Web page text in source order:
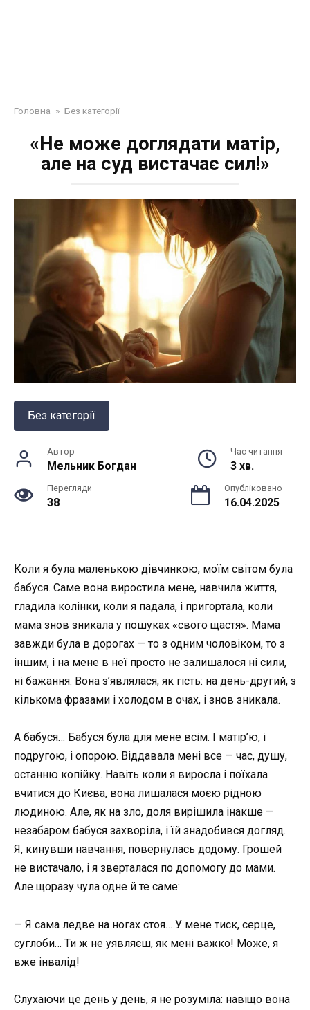
Головна » Без категорії
«Не може доглядати матір,
але на суд вистачає сил!»
Без категорії
Автор
Мельник Богдан
Час читання
3 хв.
Перегляди
38
Опубліковано
16.04.2025
Коли я була маленькою дівчинкою, моїм світом була
бабуся. Саме вона виростила мене, навчила життя,
гладила колінки, коли я падала, і пригортала, коли
мама знов зникала у пошуках «свого щастя». Мама
завжди була в дорогах — то з одним чоловіком, то з
іншим, і на мене в неї просто не залишалося ні сили,
ні бажання. Вона з’являлася, як гість: на день-другий, з
кількома фразами і холодом в очах, і знов зникала.
А бабуся… Бабуся була для мене всім. І матір’ю, і
подругою, і опорою. Віддавала мені все — час, душу,
останню копійку. Навіть коли я виросла і поїхала
вчитися до Києва, вона лишалася моєю рідною
людиною. Але, як на зло, доля вирішила інакше —
незабаром бабуся захворіла, і їй знадобився догляд.
Я, кинувши навчання, повернулась додому. Грошей
не вистачало, і я зверталася по допомогу до мами.
Але щоразу чула одне й те саме:
— Я сама ледве на ногах стоя… У мене тиск, серце,
суглоби… Ти ж не уявляєш, як мені важко! Може, я
вже інвалід!
Слухаючи це день у день, я не розуміла: навіщо вона